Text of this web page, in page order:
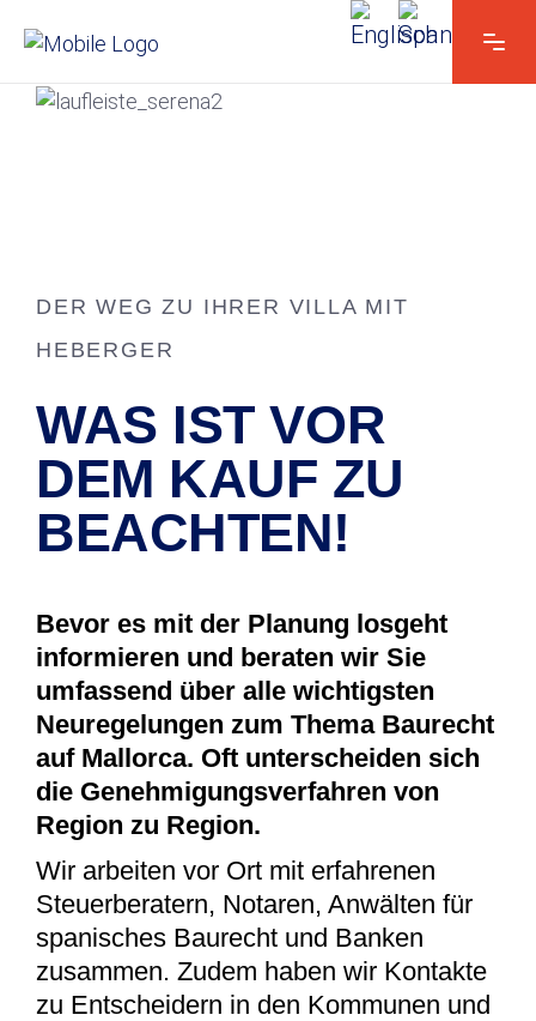
DER WEG ZU IHRER VILLA MIT
HEBERGER
WAS IST VOR
DEM KAUF ZU
BEACHTEN!
Bevor es mit der Planung losgeht
informieren und beraten wir Sie
umfassend über alle wichtigsten
Neuregelungen zum Thema Baurecht
auf Mallorca. Oft unterscheiden sich
die Genehmigungsverfahren von
Region zu Region.
Wir arbeiten vor Ort mit erfahrenen
Steuerberatern, Notaren, Anwälten für
spanisches Baurecht und Banken
zusammen. Zudem haben wir Kontakte
zu Entscheidern in den Kommunen und